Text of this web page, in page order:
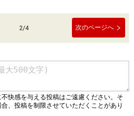
2/4 次のページへ